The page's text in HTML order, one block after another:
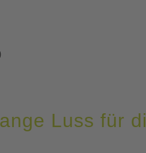
Luss für